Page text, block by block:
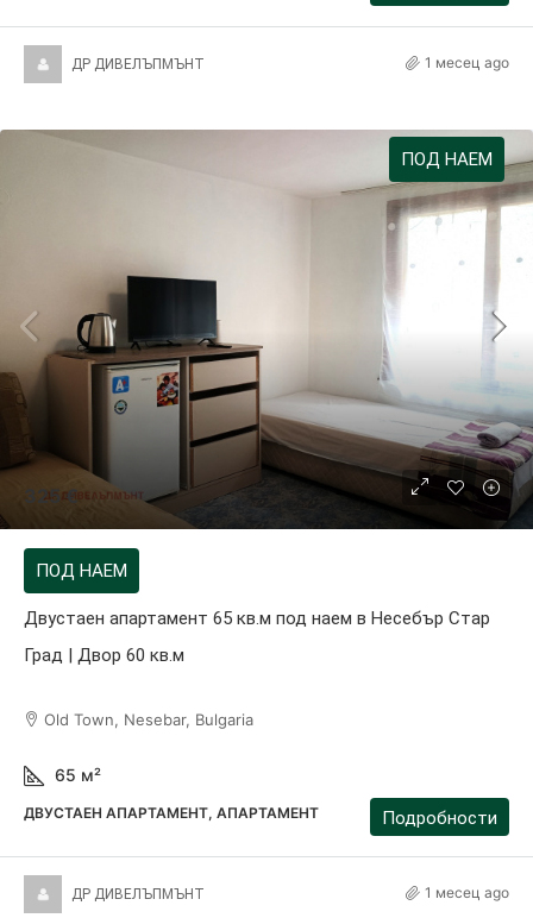
ДР ДИВЕЛЪПМЪНТ 1 месец ago
ПОД НАЕМ
325 €
ПОД НАЕМ
Двустаен апартамент 65 кв.м под наем в Несебър Стар
Град | Двор 60 кв.м
Old Town, Nesebar, Bulgaria
65 м²
ДВУСТАЕН АПАРТАМЕНТ, АПАРТАМЕНТ Подробности
ДР ДИВЕЛЪПМЪНТ 1 месец ago